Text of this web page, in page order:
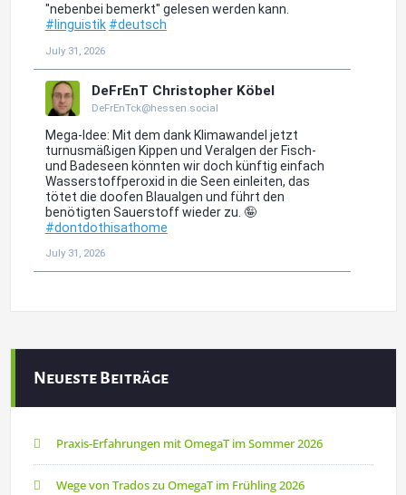
Neueste Beiträge
Praxis-Erfahrungen mit OmegaT im Sommer 2026
Wege von Trados zu OmegaT im Frühling 2026